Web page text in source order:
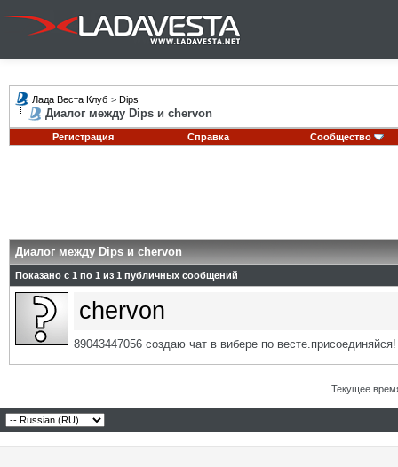
Лада Веста Клуб > Dips
Диалог между Dips и chervon
Регистрация Справка Сообщество
Диалог между Dips и chervon
Показано с 1 по 1 из 1 публичных сообщений
chervon
89043447056 создаю чат в вибере по весте.присоединяйся!
Текущее